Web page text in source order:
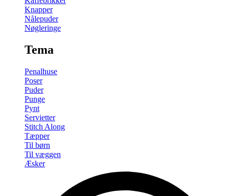
Knapper
Nålepuder
Nøgleringe
Tema
Penalhuse
Poser
Puder
Punge
Pynt
Servietter
Stitch Along
Tæpper
Til børn
Til væggen
Æsker